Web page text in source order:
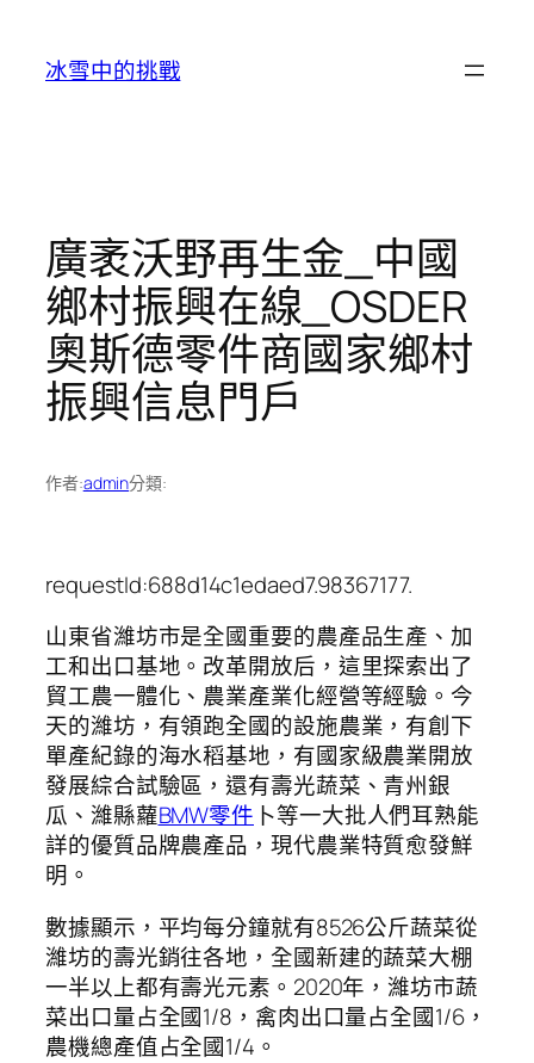
冰雪中的挑戰
廣袤沃野再生金_中國
鄉村振興在線_OSDER
奧斯德零件商國家鄉村
振興信息門戶
作者:admin分類:
requestId:688d14c1edaed7.98367177.
山東省濰坊市是全國重要的農產品生產、加
工和出口基地。改革開放后，這里探索出了
貿工農一體化、農業產業化經營等經驗。今
天的濰坊，有領跑全國的設施農業，有創下
單產紀錄的海水稻基地，有國家級農業開放
發展綜合試驗區，還有壽光蔬菜、青州銀
瓜、濰縣蘿BMW零件 卜等一大批人們耳熟能
詳的優質品牌農產品，現代農業特質愈發鮮
明。
數據顯示，平均每分鐘就有8526公斤蔬菜從
濰坊的壽光銷往各地，全國新建的蔬菜大棚
一半以上都有壽光元素。2020年，濰坊市蔬
菜出口量占全國1/8，禽肉出口量占全國1/6，
農機總產值占全國1/4。